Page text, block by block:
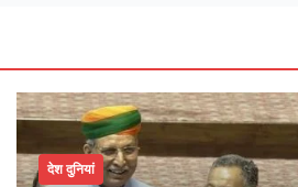
देश दुनियां